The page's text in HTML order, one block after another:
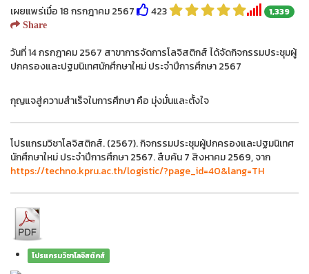
เผยแพร่เมื่อ 18 กรกฎาคม 2567 423 1,339
Share
วันที่ 14 กรกฎาคม 2567 สาขาการจัดการโลจิสติกส์ ได้จัดกิจกรรมประชุมผู้
ปกครองและปฐมนิเทศนักศึกษาใหม่ ประจำปีการศึกษา 2567
กุญแจสู่ความสำเร็จในการศึกษา คือ มุ่งมั่นและตั้งใจ
โปรแกรมวิชาโลจิสติกส์. (2567). กิจกรรมประชุมผู้ปกครองและปฐมนิเทศ
นักศึกษาใหม่ ประจำปีการศึกษา 2567. สืบค้น 7 สิงหาคม 2569, จาก
https://techno.kpru.ac.th/logistic/?page_id=40&lang=TH
โปรแกรมวิชาโลจิสติกส์